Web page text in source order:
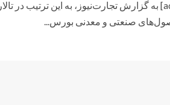
[ad_1] به گزارش تجارت‌نیوز، به این ترتیب در تالار
صنعتی و معدنی بورس...